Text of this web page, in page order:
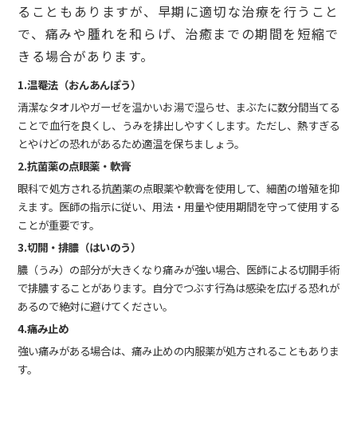
ることもありますが、早期に適切な治療を行うこと
で、痛みや腫れを和らげ、治癒までの期間を短縮で
きる場合があります。
1.温罨法（おんあんぽう）
清潔なタオルやガーゼを温かいお湯で湿らせ、まぶたに数分間当てる
ことで血行を良くし、うみを排出しやすくします。ただし、熱すぎる
とやけどの恐れがあるため適温を保ちましょう。
2.抗菌薬の点眼薬・軟膏
眼科で処方される抗菌薬の点眼薬や軟膏を使用して、細菌の増殖を抑
えます。医師の指示に従い、用法・用量や使用期間を守って使用する
ことが重要です。
3.切開・排膿（はいのう）
膿（うみ）の部分が大きくなり痛みが強い場合、医師による切開手術
で排膿することがあります。自分でつぶす行為は感染を広げる恐れが
あるので絶対に避けてください。
4.痛み止め
強い痛みがある場合は、痛み止めの内服薬が処方されることもありま
す。